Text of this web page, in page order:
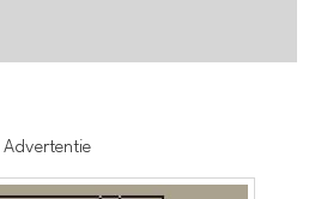
Advertentie